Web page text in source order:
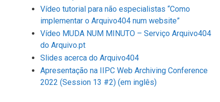
Vídeo tutorial para não especialistas “Como
implementar o Arquivo404 num website”
Vídeo MUDA NUM MINUTO – Serviço Arquivo404
do Arquivo.pt
Slides acerca do Arquivo404
Apresentação na IIPC Web Archiving Conference
2022 (Session 13 #2) (em inglês)